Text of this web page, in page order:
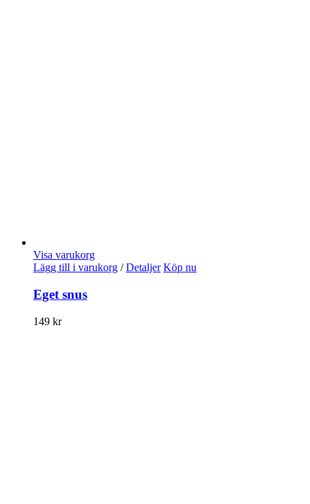
Visa varukorg
Lägg till i varukorg / Detaljer Köp nu
Eget snus
149 kr